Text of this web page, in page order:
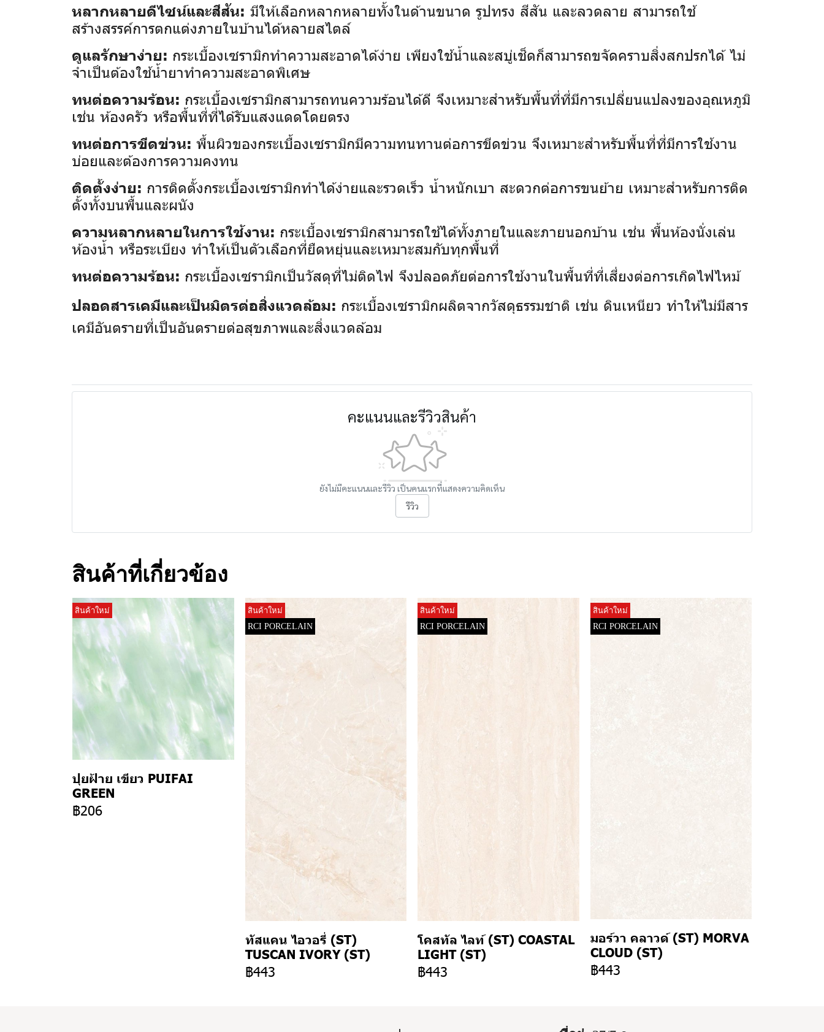
หลากหลายดีไซน์และสีสัน: มีให้เลือกหลากหลายทั้งในด้านขนาด รูปทรง สีสัน และลวดลาย สามารถใช้
สร้างสรรค์การตกแต่งภายในบ้านได้หลายสไตล์
ดูแลรักษาง่าย: กระเบื้องเซรามิกทำความสะอาดได้ง่าย เพียงใช้น้ำและสบู่เช็ดก็สามารถขจัดคราบสิ่งสกปรกได้ ไม่
จำเป็นต้องใช้น้ำยาทำความสะอาดพิเศษ
ทนต่อความร้อน: กระเบื้องเซรามิกสามารถทนความร้อนได้ดี จึงเหมาะสำหรับพื้นที่ที่มีการเปลี่ยนแปลงของอุณหภูมิ
เช่น ห้องครัว หรือพื้นที่ที่ได้รับแสงแดดโดยตรง
ทนต่อการขีดข่วน: พื้นผิวของกระเบื้องเซรามิกมีความทนทานต่อการขีดข่วน จึงเหมาะสำหรับพื้นที่ที่มีการใช้งาน
บ่อยและต้องการความคงทน
ติดตั้งง่าย: การติดตั้งกระเบื้องเซรามิกทำได้ง่ายและรวดเร็ว น้ำหนักเบา สะดวกต่อการขนย้าย เหมาะสำหรับการติด
ตั้งทั้งบนพื้นและผนัง
ความหลากหลายในการใช้งาน: กระเบื้องเซรามิกสามารถใช้ได้ทั้งภายในและภายนอกบ้าน เช่น พื้นห้องนั่งเล่น
ห้องน้ำ หรือระเบียง ทำให้เป็นตัวเลือกที่ยืดหยุ่นและเหมาะสมกับทุกพื้นที่
ทนต่อความร้อน: กระเบื้องเซรามิกเป็นวัสดุที่ไม่ติดไฟ จึงปลอดภัยต่อการใช้งานในพื้นที่ที่เสี่ยงต่อการเกิดไฟไหม้
ปลอดสารเคมีและเป็นมิตรต่อสิ่งแวดล้อม: กระเบื้องเซรามิกผลิตจากวัสดุธรรมชาติ เช่น ดินเหนียว ทำให้ไม่มีสาร
เคมีอันตรายที่เป็นอันตรายต่อสุขภาพและสิ่งแวดล้อม
คะแนนและรีวิวสินค้า
ยังไม่มีคะแนนและรีวิว เป็นคนแรกที่แสดงความคิดเห็น
รีวิว
สินค้าที่เกี่ยวข้อง
สินค้าใหม่
ปุยฝ้าย เขียว PUIFAI
GREEN
฿206
สินค้าใหม่
RCI PORCELAIN
ทัสแคน ไอวอรี่ (ST)
TUSCAN IVORY (ST)
฿443
สินค้าใหม่
RCI PORCELAIN
โคสทัล ไลท์ (ST) COASTAL
LIGHT (ST)
฿443
สินค้าใหม่
RCI PORCELAIN
มอร์วา คลาวด์ (ST) MORVA
CLOUD (ST)
฿443